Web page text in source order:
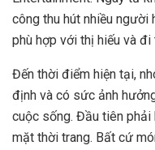
công thu hút nhiều
phù hợp với thị hiếu và
Đến thời điểm hiện tại,
định và có sức ảnh
cuộc sống. Đầu tiên
mặt thời trang. Bất cứ